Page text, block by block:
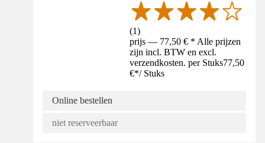
(1)
prijs — 77,50 € * Alle prijzen
zijn incl. BTW en excl.
verzendkosten. per Stuks77,50
€*/ Stuks
Online bestellen
niet reserveerbaar